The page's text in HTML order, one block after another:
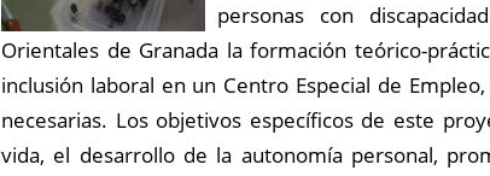
personas con
Orientales de Granada la formación teórico-
inclusión laboral en un Centro Especial de
necesarias. Los objetivos específicos de este
vida, el desarrollo de la autonomía personal,